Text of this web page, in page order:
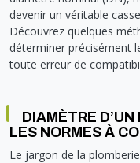
RACCORD PE
RACCORD GALVA
RACCORD INOX
KIT FIXATION
Soupape différentielle
Température
Vase d'expansion
Vanne de Température
Vanne de zone
Vanne équilibrage
SOLAIRE
PAC
CHAUDIÈRE
EQUIPEMENT
COMMUNICATION
COLLIER ET
GAINE
TRAPPE CHATIÈRE
PLOMBERIE PER
VOTRE SOLUTION
devenir un véritable
Découvrez quelques
déterminer précisément
toute erreur de
DIAMÈTRE
LES NORMES À
Le jargon de la